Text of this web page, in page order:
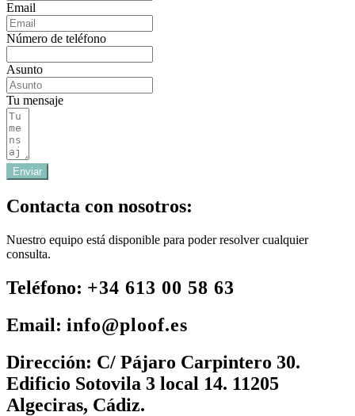
Email
Número de teléfono
Asunto
Tu mensaje
Enviar
Contacta con nosotros:
Nuestro equipo está disponible para poder resolver cualquier
consulta.
Teléfono: +34 613 00 58 63
Email: info@ploof.es
Dirección: C/ Pájaro Carpintero 30.
Edificio Sotovila 3 local 14. 11205
Algeciras, Cádiz.